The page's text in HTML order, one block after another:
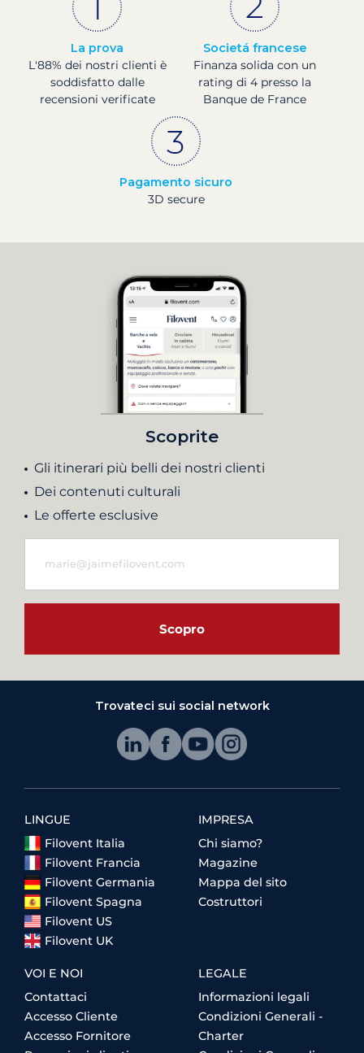
La prova
L'88% dei nostri clienti è
soddisfatto dalle
recensioni verificate
Societá francese
Finanza solida con un
rating di 4 presso la
Banque de France
Pagamento sicuro
3D secure
Scoprite
Gli itinerari più belli dei nostri clienti
Dei contenuti culturali
Le offerte esclusive
Scopro
Trovateci sui social network
LINGUE
Filovent Italia
Filovent Francia
Filovent Germania
Filovent Spagna
Filovent US
Filovent UK
IMPRESA
Chi siamo?
Magazine
Mappa del sito
Costruttori
VOI E NOI
Contattaci
Accesso Cliente
Accesso Fornitore
LEGALE
Informazioni legali
Condizioni Generali -
Charter